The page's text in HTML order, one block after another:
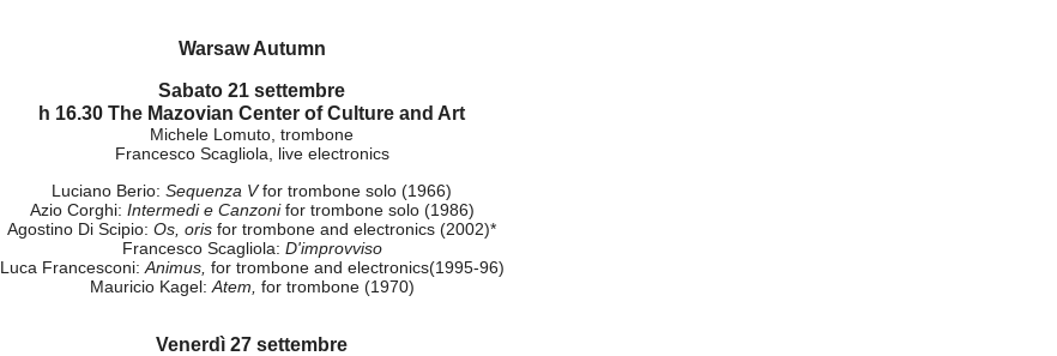
Warsaw Autumn
Sabato 21 settembre
h 16.30 The Mazovian Center of Culture and Art
Michele Lomuto, trombone
Francesco Scagliola, live electronics
Luciano Berio: Sequenza Vfor trombone solo (1966)
Azio Corghi: Intermedi e Canzonifor trombone solo (1986)
Agostino Di Scipio: Os, oris for trombone and electronics (2002)*
Francesco Scagliola: D'improvviso
Luca Francesconi: Animus, for trombone and electronics(1995-96)
Mauricio Kagel: Atem, for trombone (1970)
Venerdì 27 settembre